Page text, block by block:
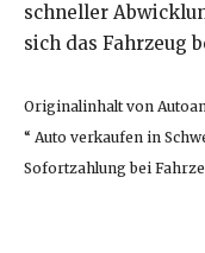
schneller
sich das Fahrzeug
Originalinhalt von
“ Auto verkaufen in
Sofortzahlung bei